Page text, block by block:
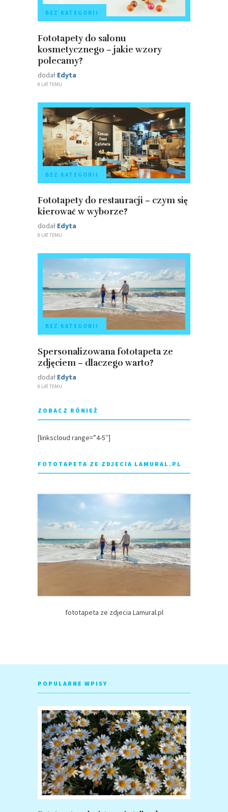
BEZ KATEGORII
Fototapety do salonu
kosmetycznego – jakie wzory
polecamy?
dodał Edyta
8 LAT TEMU
BEZ KATEGORII
Fototapety do restauracji – czym się
kierować w wyborze?
dodał Edyta
8 LAT TEMU
BEZ KATEGORII
Spersonalizowana fototapeta ze
zdjęciem – dlaczego warto?
dodał Edyta
8 LAT TEMU
ZOBACZ RÓNIEŻ
[linkscloud range=”4-5″]
FOTOTAPETA ZE ZDJECIA LAMURAL.PL
fototapeta ze zdjecia Lamural.pl
POPULARNE WPISY